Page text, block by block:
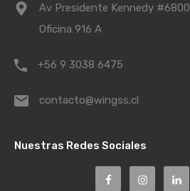
Av Presidente Kennedy #6800
Oficina 916 A
+56 9 3038 6475
contacto@wingss.cl
Nuestras Redes Sociales